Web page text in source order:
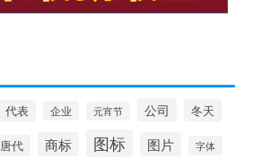
代表 企业 元宵节 公司 冬天
唐代 商标 图标 图片 字体